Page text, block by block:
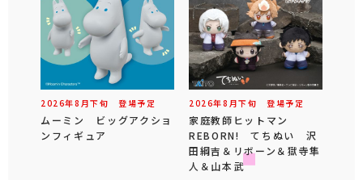
2026年8 月下旬 登場予定
ムーミン ビッグアクショ
ンフィギュア
2026年8 月下旬 登場予定
家庭教師ヒットマン
REBORN! てちぬい 沢
田綱吉＆リボーン＆獄寺隼
人＆山本武